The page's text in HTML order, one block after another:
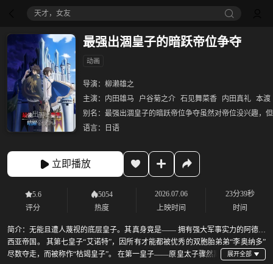
天才，女友
最强出涸皇子的暗跃帝位争夺
动画
导演： 柳濑雄之
主演：
内田雄马 户谷菊之介 石见舞菜香 内田真礼 本渡
别名： 最强出涸皇子的暗跃帝位争夺虽然对帝位没兴趣，
语言：
日语
立即播放
5.6
评分
5054
热度
2026.07.06
上映时间
23分39秒
时间
简介：无能且遭人蔑视的底层皇子。其真身竟是—— 拥有强大军事实力的阿德拉
西亚帝国。 其第七皇子“艾诺特”，因所有才能都被优秀的双胞胎弟弟“李奥纳多”
尽数夺走，而被称作“枯竭皇子”。 在第一皇子——原皇太子骤然离